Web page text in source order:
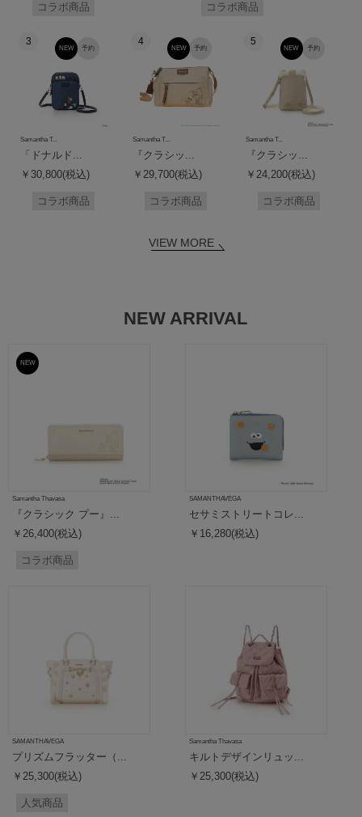
コラボ商品 コラボ商品
3
予約
NEW
Samantha T...
「ドナルド...
￥30,800(税込)
コラボ商品
4
予約
NEW
Samantha T...
『クラシッ...
￥29,700(税込)
コラボ商品
5
予約
NEW
Samantha T...
『クラシッ...
￥24,200(税込)
コラボ商品
VIEW MORE
NEW ARRIVAL
予約
NEW
Samantha Thavasa
『クラシック プー』...
￥26,400(税込)
コラボ商品
SAMANTHAVEGA
セサミストリートコレ...
￥16,280(税込)
SAMANTHAVEGA
プリズムフラッター（...
￥25,300(税込)
人気商品
Samantha Thavasa
キルトデザインリュッ...
￥25,300(税込)